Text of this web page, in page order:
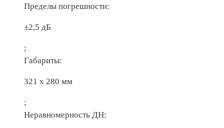
Пределы погрешности:
±2,5 дБ
;
Габариты:
321 х 280 мм
;
Неравномерность ДН: